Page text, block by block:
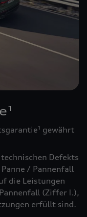
1
1
gewährt
Defekts
/ Pannenfall
die Leistungen
(Ziffer I.),
erfüllt sind.